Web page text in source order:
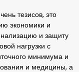
тезисов, это
экономики и
и защиту
нагрузки с
минимума и
и медицины, а